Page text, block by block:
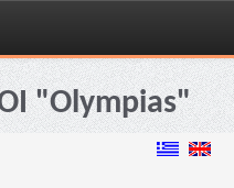
"Olympias"